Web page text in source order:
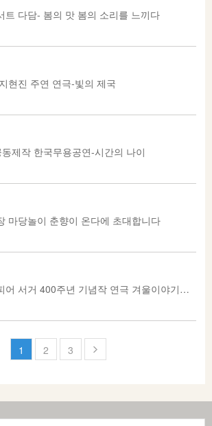
트 다담- 봄의 맛 봄의 소리를 느끼다
현진 주연 연극-빛의 제국
제작 한국무용공연-시간의 나이
마당놀이 춘향이 온다에 초대합니다
[문화나눔] 셰익스피어 서거 400주년 기념작 연극 겨울이야기로 초대합니다.
1 2 3